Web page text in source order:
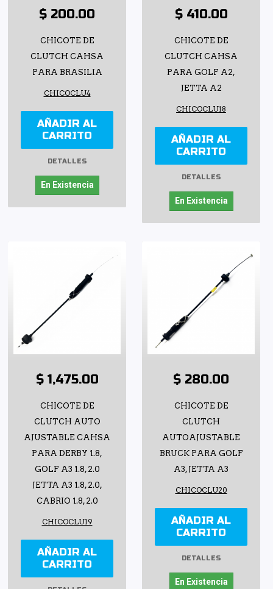
$ 200.00
CHICOTE DE
CLUTCH CAHSA
PARA BRASILIA
CHICOCLU4
AÑADIR AL
CARRITO
DETALLES
En Existencia
$ 410.00
CHICOTE DE
CLUTCH CAHSA
PARA GOLF A2,
JETTA A2
CHICOCLU18
AÑADIR AL
CARRITO
DETALLES
En Existencia
$ 1,475.00
CHICOTE DE
CLUTCH AUTO
AJUSTABLE CAHSA
PARA DERBY 1.8,
GOLF A3 1.8, 2.0
JETTA A3 1.8, 2.0,
CABRIO 1.8, 2.0
CHICOCLU19
AÑADIR AL
CARRITO
$ 280.00
CHICOTE DE
CLUTCH
AUTOAJUSTABLE
BRUCK PARA GOLF
A3, JETTA A3
CHICOCLU20
AÑADIR AL
CARRITO
DETALLES
En Existencia